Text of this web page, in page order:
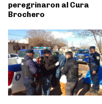
peregrinaron al Cura
Brochero